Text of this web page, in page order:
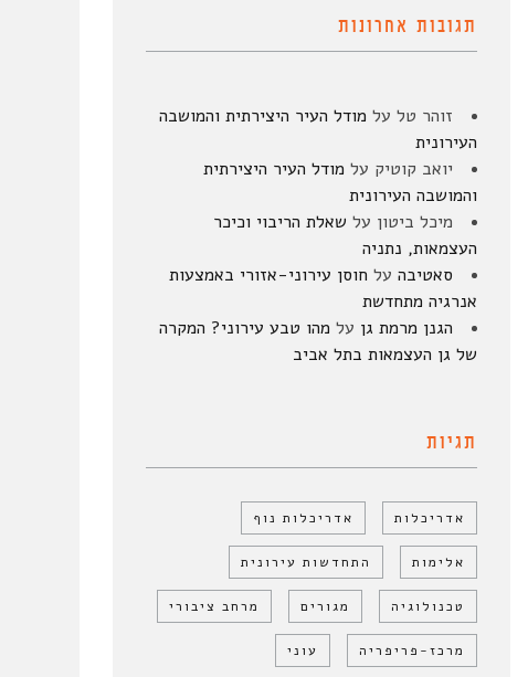
תגובות אחרונות
זוהר טל על מודל העיר היצירתית והמושבה
העירונית
יואב קוטיק על מודל העיר היצירתית
והמושבה העירונית
מיכל ביטון על שאלת הריבוי וכיכר
העצמאות, נתניה
סאטיבה על חוסן עירוני-אזורי באמצעות
אנרגיה מתחדשת
הגנן מרמת גן על מהו טבע עירוני? המקרה
של גן העצמאות בתל אביב
תגיות
אדריכלות אדריכלות נוף
אלימות התחדשות עירונית
טכנולוגיה מגורים מרחב ציבורי
מרכז-פריפריה עוני